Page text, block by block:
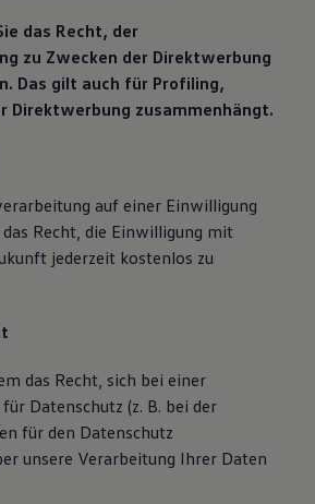
das Recht, der
zu Zwecken der Direktwerbung
Das gilt auch für Profiling,
Direktwerbung zusammenhängt.
auf einer Einwilligung
Recht, die Einwilligung mit
jederzeit kostenlos zu
das Recht, sich bei einer
Datenschutz (z. B. bei der
für den Datenschutz
unsere Verarbeitung Ihrer Daten